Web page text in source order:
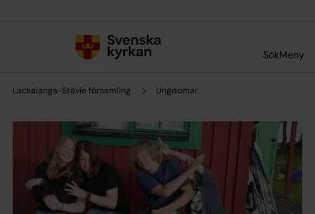
SökMeny
Lackalänga-Stävie församling Ungdomar